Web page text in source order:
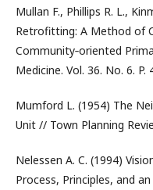
Mullan F., Phillips R. L.,
Retrofitting: A Method of
Community‑oriented
Medicine. Vol. 36. No. 6. P.
Mumford L. (1954) The
Unit // Town Planning
Nelessen A. C. (1994)
Process, Principles, and